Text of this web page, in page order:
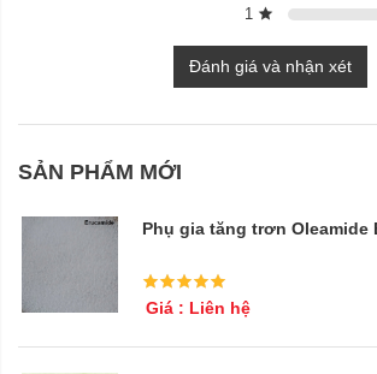
1
Đánh giá và nhận xét
SẢN PHẨM MỚI
Phụ gia tăng trơn Oleamide
Giá : Liên hệ